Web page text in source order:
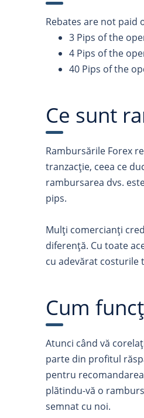
Rebates are not paid
3 Pips of the
4 Pips of the
40 Pips of the
Ce sunt
Rambursările Forex
tranzacție, ceea ce
rambursarea dvs.
pips.
Mulți comercianți
diferență. Cu toate
cu adevărat costurile
Cum
Atunci când vă
parte din profitul
pentru
plătindu-vă o
semnat cu noi.